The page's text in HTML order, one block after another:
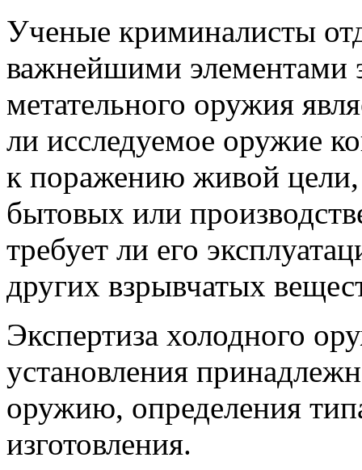
Ученые криминалисты
важнейшими элементами
метательного оружия
ли исследуемое оружие
к поражению живой цели,
бытовых или
требует ли его
других взрывчатых
Экспертиза холодного
установления
оружию, определения
изготовления.